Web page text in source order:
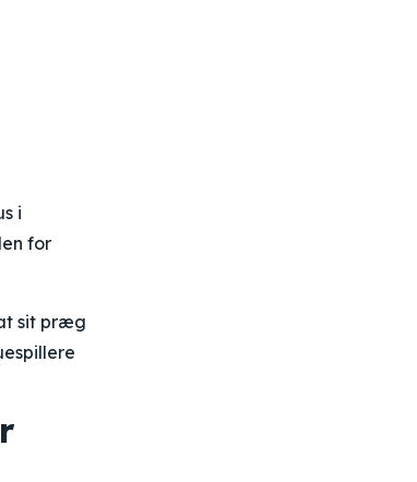
i
for
sit præg